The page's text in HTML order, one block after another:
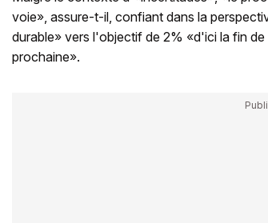
voie», assure-t-il, confiant dans la
durable» vers l'objectif de 2% «d'ici la fin
prochaine».